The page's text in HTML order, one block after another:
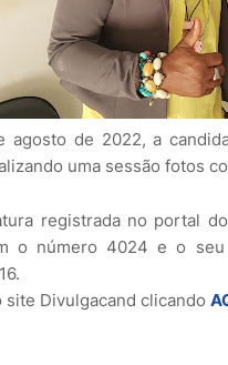
agosto de 2022, a
uma sessão fotos
registrada no portal
o número 4024 e o
Divulgacand clicando